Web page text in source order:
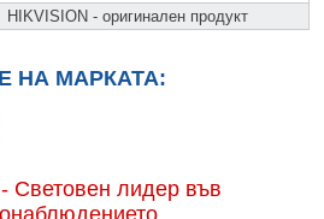
HIKVISION - оригинален продукт
НА МАРКАТА:
Световен лидер във